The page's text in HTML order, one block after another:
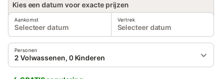
Kies een datum voor exacte prijzen
Aankomst
Selecteer datum
Vertrek
Selecteer datum
Personen
2 Volwassenen, 0 Kinderen